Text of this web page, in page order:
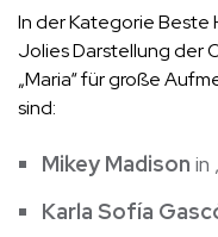
In der Kategorie Beste
Jolies Darstellung der
„Maria“ für große
sind:
Mikey Madison in
Karla Sofía